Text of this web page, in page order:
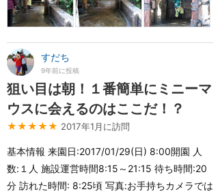
すだち
9年前に投稿
狙い目は朝！１番簡単にミニーマ
ウスに会えるのはここだ！？
★★★★★ 2017年1月に訪問
基本情報 来園日:2017/01/29(日) 8:00開園 人
数:１人 施設運営時間8:15～21:15 待ち時間:20
分 訪れた時間: 8:25頃 写真:お手持ちカメラでは